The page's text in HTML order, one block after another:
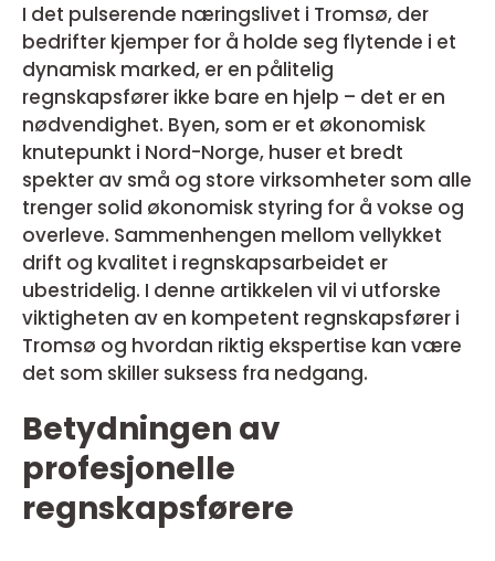
I det pulserende næringslivet i Tromsø, der
bedrifter kjemper for å holde seg flytende i et
dynamisk marked, er en pålitelig
regnskapsfører ikke bare en hjelp – det er en
nødvendighet. Byen, som er et økonomisk
knutepunkt i Nord-Norge, huser et bredt
spekter av små og store virksomheter som alle
trenger solid økonomisk styring for å vokse og
overleve. Sammenhengen mellom vellykket
drift og kvalitet i regnskapsarbeidet er
ubestridelig. I denne artikkelen vil vi utforske
viktigheten av en kompetent regnskapsfører i
Tromsø og hvordan riktig ekspertise kan være
det som skiller suksess fra nedgang.
Betydningen av
profesjonelle
regnskapsførere